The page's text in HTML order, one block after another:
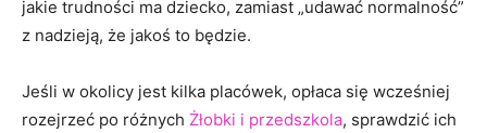
jakie trudności ma dziecko, zamiast „udawać normalność”
z nadzieją, że jakoś to będzie.
Jeśli w okolicy jest kilka placówek, opłaca się wcześniej
rozejrzeć po różnych Żłobki i przedszkola, sprawdzić ich